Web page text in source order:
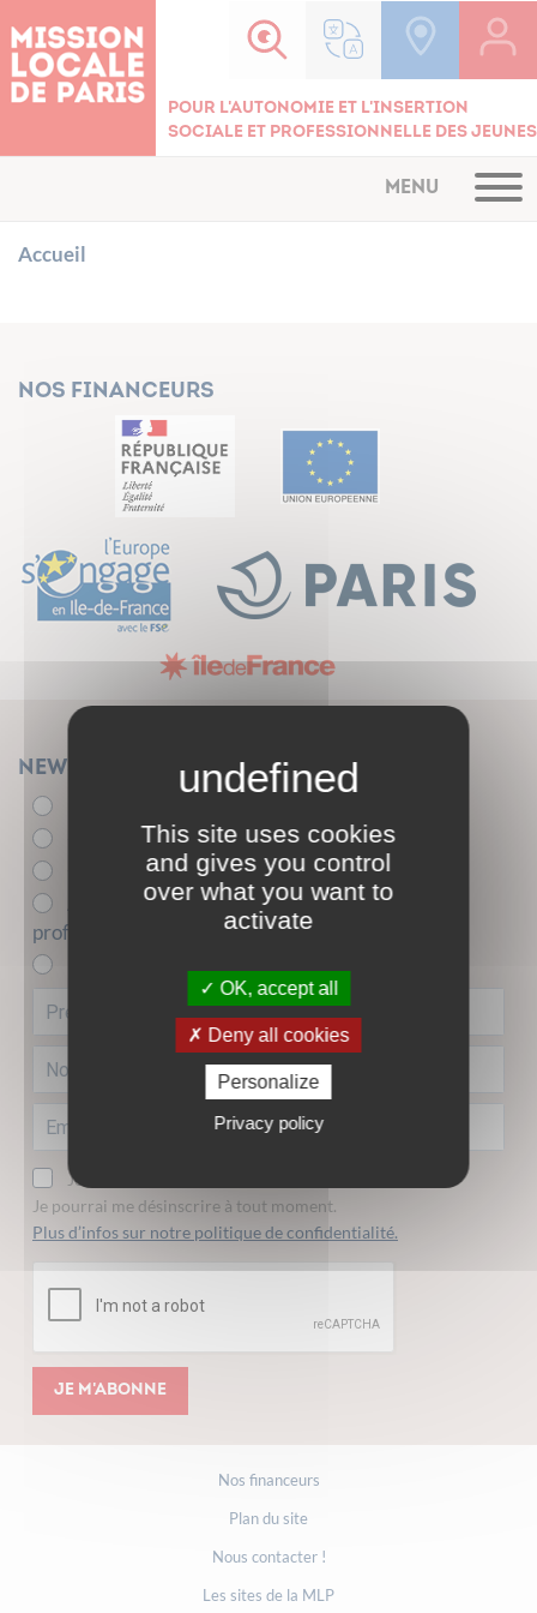
Pour l'autonomie et l'insertion
sociale et professionnelle des jeunes
MENU
Accueil
Nos financeurs
Newsletter
- de 26 ans
+ de 26 ans
Acteur.trice de l'insertion sociale et
professionnelle
Je consens à recevoir la lettre d'information.
Je pourrai me désinscrire à tout moment.
Plus d’infos sur notre politique de confidentialité.
Je m'abonne
Nos financeurs
Plan du site
Nous contacter !
Les sites de la MLP
This site uses cookies
and gives you control
over what you want to
activate
OK, accept all
Deny all cookies
Personalize
Privacy policy